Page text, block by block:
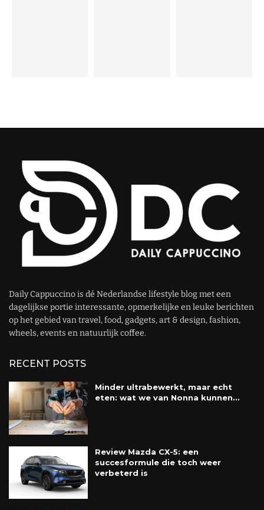
Daily Cappuccino is dé Nederlandse lifestyle blog met een
dagelijkse portie interessante, opmerkelijke en leuke berichten
op het gebied van travel, food, gadgets, art & design, fashion,
wheels, events en natuurlijk coffee.
RECENT POSTS
Minder ultrabewerkt, maar echt
eten: wat we van Nonna kunnen...
Review Mazda CX-5: een
succesformule die toch weer
verbeterd is